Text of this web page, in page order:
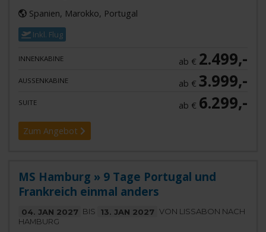
Spanien, Marokko, Portugal
Inkl. Flug
INNENKABINE ab € 2.499,-
AUSSENKABINE ab €3.999,-
SUITE ab € 6.299,-
Zum Angebot
MS Hamburg » 9 Tage Portugal und
Frankreich einmal anders
04. JAN 2027 BIS 13. JAN 2027 VON LISSABON NACH
HAMBURG